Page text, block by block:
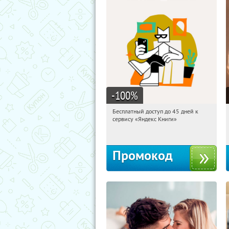
-100%
15:42:44
Получи первым!
Бесплатный доступ до 45 дней к
сервису «Яндекс Книги»
Промокод